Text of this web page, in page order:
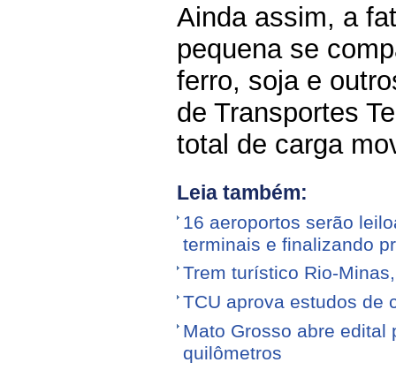
Ainda assim, a
pequena se
ferro, soja e
de Transportes
total de carga
Leia também:
16 aeroportos serão
terminais e finalizando
Trem turístico Rio-
TCU aprova estudos de
Mato Grosso abre edital
quilômetros